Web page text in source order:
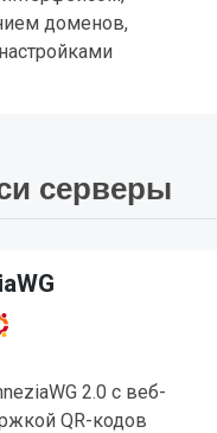
доменов,
серверы
2.0 с веб-
QR-кодов